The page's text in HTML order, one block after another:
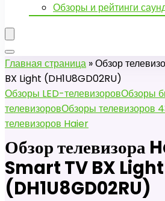
Обзоры и рейтинги
Главная страница »Обзор
BX Light (DH1U8GD02RU)
Обзоры LED-телевизоровОбзоры
телевизоровОбзоры телевизоров
телевизоров Haier
Обзор телевизора
Smart TV BX Light
(DH1U8GD02RU)